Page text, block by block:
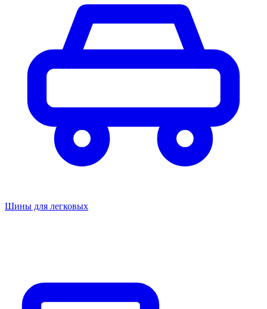
Шины для легковых